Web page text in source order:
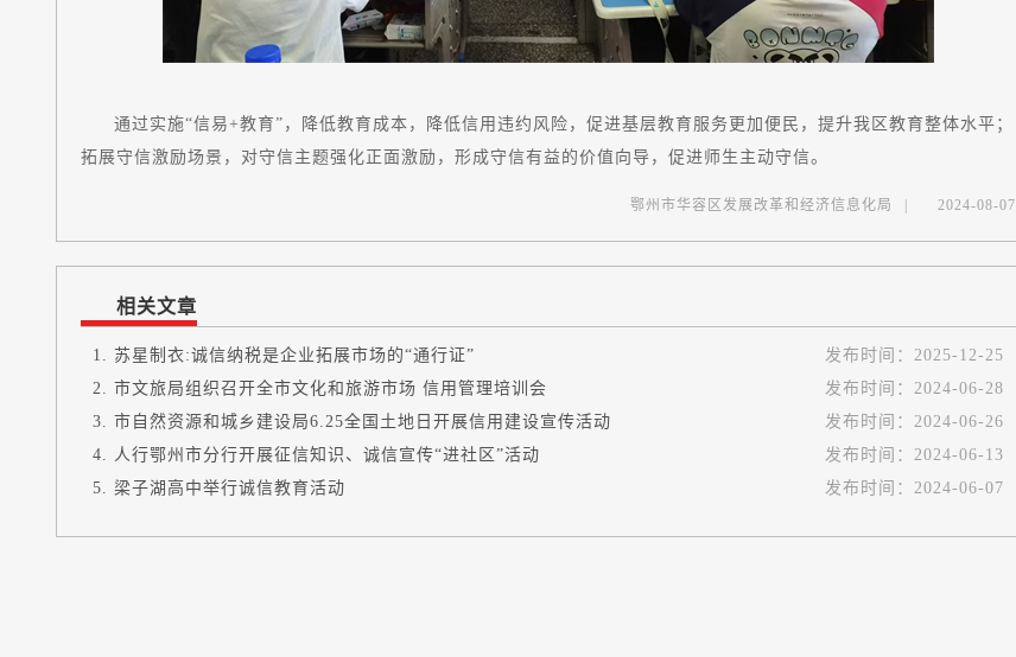
通过实施“信易+教育”，降低教育成本，降低信用违约风险，促进基层教育服务更加便民，提升我区教育整体水平；
拓展守信激励场景，对守信主题强化正面激励，形成守信有益的价值向导，促进师生主动守信。
鄂州市华容区发展改革和经济信息化局 2024-08-07
相关文章
苏星制衣:诚信纳税是企业拓展市场的“通行证” 发布时间： 2025-12-25
市文旅局组织召开全市文化和旅游市场 信用管理培训会
发布时间： 2024-06-28
市自然资源和城乡建设局6.25全国土地日开展信用建设宣传活动
发布时间： 2024-06-26
人行鄂州市分行开展征信知识、诚信宣传“进社区”活动
发布时间： 2024-06-13
梁子湖高中举行诚信教育活动
发布时间： 2024-06-07